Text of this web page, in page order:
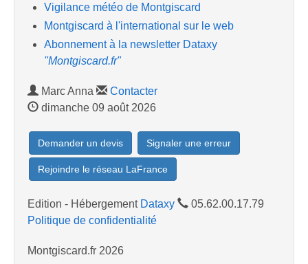
Vigilance météo de Montgiscard
Montgiscard à l'international sur le web
Abonnement à la newsletter Dataxy
"Montgiscard.fr"
Marc Anna
Contacter
dimanche 09 août 2026
Demander un devis Signaler une erreur
Rejoindre le réseau LaFrance
Edition - Hébergement Dataxy
05.62.00.17.79
Politique de confidentialité
Montgiscard.fr 2026